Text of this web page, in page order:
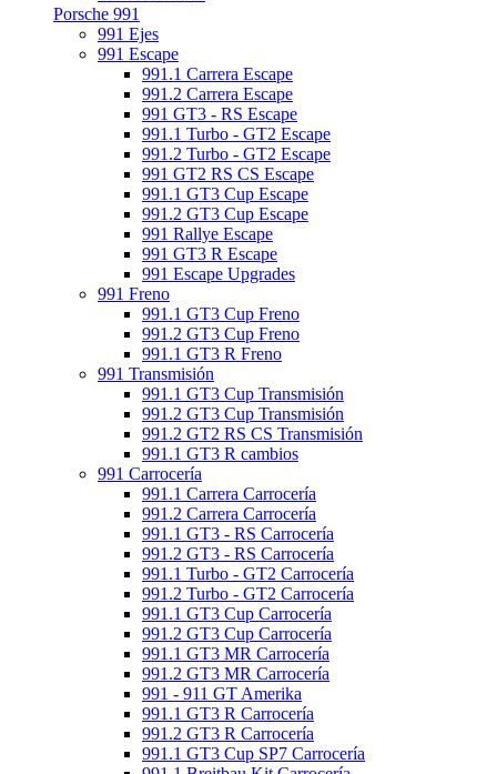
Porsche 991
991 Ejes
991 Escape
991.1 Carrera Escape
991.2 Carrera Escape
991 GT3 - RS Escape
991.1 Turbo - GT2 Escape
991.2 Turbo - GT2 Escape
991 GT2 RS CS Escape
991.1 GT3 Cup Escape
991.2 GT3 Cup Escape
991 Rallye Escape
991 GT3 R Escape
991 Escape Upgrades
991 Freno
991.1 GT3 Cup Freno
991.2 GT3 Cup Freno
991.1 GT3 R Freno
991 Transmisión
991.1 GT3 Cup Transmisión
991.2 GT3 Cup Transmisión
991.2 GT2 RS CS Transmisión
991.1 GT3 R cambios
991 Carrocería
991.1 Carrera Carrocería
991.2 Carrera Carrocería
991.1 GT3 - RS Carrocería
991.2 GT3 - RS Carrocería
991.1 Turbo - GT2 Carrocería
991.2 Turbo - GT2 Carrocería
991.1 GT3 Cup Carrocería
991.2 GT3 Cup Carrocería
991.1 GT3 MR Carrocería
991.2 GT3 MR Carrocería
991 - 911 GT Amerika
991.1 GT3 R Carrocería
991.2 GT3 R Carrocería
991.1 GT3 Cup SP7 Carrocería